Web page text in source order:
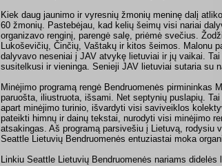
Kiek daug jaunimo ir vyresnių žmonių meninę dalį
60 žmonių. Pastebėjau, kad kelių šeimų visi nariai
organizavo renginį, parengė salę, priėmė svečius.
Lukoševičių, Činčių, Vaštakų ir kitos šeimos. Malonu
dalyvavo neseniai į JAV atvykę lietuviai ir jų vaikai.
susitelkusi ir vieninga. Senieji JAV lietuviai sutaria su
Minėjimo programą rengė Bendruomenės pirmininkas
paruošta, iliustruota, išsami. Net septynių puslapių.
apart minėjimo turinio, išvardyti visi saviveiklos
pateikti himnų ir dainų tekstai, nurodyti visi minėjimo
atsakingas. Aš programą parsivešiu į Lietuvą,
Seattle Lietuvių Bendruomenės entuziastai moka
Linkiu Seattle Lietuvių Bendruomenės nariams